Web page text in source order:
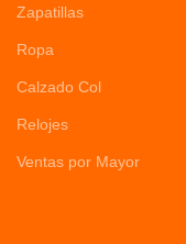
Zapatillas
Ropa
Calzado Col
Relojes
Ventas por Mayor